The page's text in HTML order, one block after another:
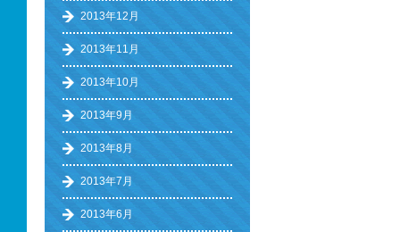
2013年12月
2013年11月
2013年10月
2013年9月
2013年8月
2013年7月
2013年6月